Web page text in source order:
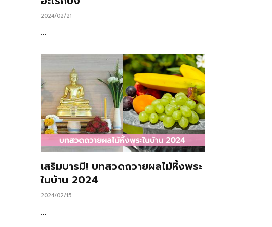
2024/02/21
…
เสริมบารมี! บทสวดถวายผลไม้หิ้งพระ
ในบ้าน 2024
2024/02/15
…